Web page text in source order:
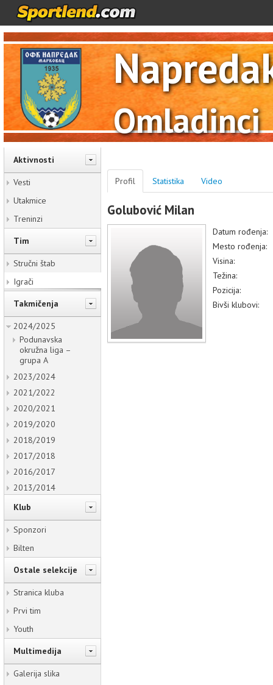
Omladinci
Aktivnosti
Vesti
Utakmice
Treninzi
Tim
Stručni štab
Igrači
Takmičenja
2024/2025
Podunavska
okružna liga –
grupa A
2023/2024
2021/2022
2020/2021
2019/2020
2018/2019
2017/2018
2016/2017
2013/2014
Klub
Sponzori
Bilten
Ostale selekcije
Stranica kluba
Prvi tim
Youth
Multimedija
Galerija slika
Profil Statistika Video
Golubović Milan
Datum rođenja:
Mesto rođenja:
Visina:
Težina:
Pozicija:
Bivši klubovi: